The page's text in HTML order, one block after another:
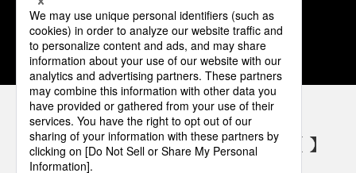
1 2 3 4 5
パナソニックの電気設備 SNSアカウント